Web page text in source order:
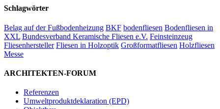
Schlagwörter
Belag auf der Fußbodenheizung BKF bodenfliesen Bodenfliesen in
XXL Bundesverband Keramische Fliesen e.V. Feinsteinzeug
Fliesenhersteller Fliesen in Holzoptik Großformatfliesen Holzfliesen
Messe
ARCHITEKTEN-FORUM
Referenzen
Umweltproduktdeklaration (EPD)